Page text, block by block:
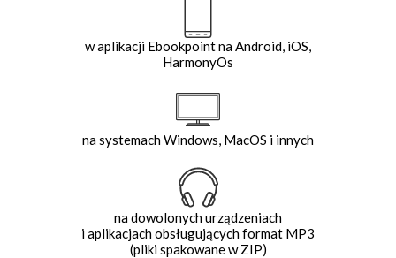
w aplikacji Ebookpoint na Android, iOS,
HarmonyOs
na systemach Windows, MacOS i innych
na dowolonych urządzeniach
i aplikacjach obsługujących format MP3
(pliki spakowane w ZIP)